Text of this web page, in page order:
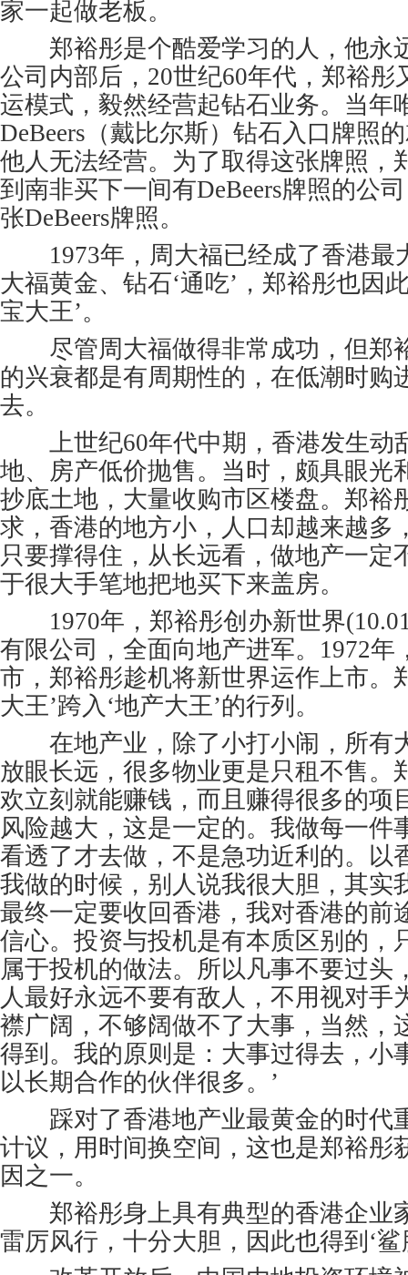
家一起做老板。
郑裕彤是个酷爱学习的人，他永
公司内部后，20世纪60年代，郑裕彤
运模式，毅然经营起钻石业务。当年
DeBeers（戴比尔斯）钻石入口牌照
他人无法经营。为了取得这张牌照，
到南非买下一间有DeBeers牌照的公
张DeBeers牌照。
1973年，周大福已经成了香港最
大福黄金、钻石‘通吃’，郑裕彤也因
宝大王’。
尽管周大福做得非常成功，但郑
的兴衰都是有周期性的，在低潮时购
去。
上世纪60年代中期，香港发生动
地、房产低价抛售。当时，颇具眼光
抄底土地，大量收购市区楼盘。郑裕
求，香港的地方小，人口却越来越多
只要撑得住，从长远看，做地产一定
于很大手笔地把地买下来盖房。
1970年，郑裕彤创办新世界
有限公司，全面向地产进军。1972年
市，郑裕彤趁机将新世界运作上市。
大王’跨入‘地产大王’的行列。
在地产业，除了小打小闹，所有
放眼长远，很多物业更是只租不售。
欢立刻就能赚钱，而且赚得很多的项
风险越大，这是一定的。我做每一件
看透了才去做，不是急功近利的。以
我做的时候，别人说我很大胆，其实
最终一定要收回香港，我对香港的前
信心。投资与投机是有本质区别的，
属于投机的做法。所以凡事不要过头
人最好永远不要有敌人，不用视对手
襟广阔，不够阔做不了大事，当然，
得到。我的原则是：大事过得去，小
以长期合作的伙伴很多。’
踩对了香港地产业最黄金的时代
计议，用时间换空间，这也是郑裕彤
因之一。
郑裕彤身上具有典型的香港企业
雷厉风行，十分大胆，因此也得到‘